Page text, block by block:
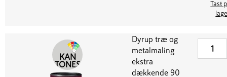
Tast
KAN
TONES
Dyrup træ og
metalmaling
ekstra
dækkende 90